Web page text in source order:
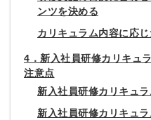
ンツを決める
カリキュラム内容に応
4．新入社員研修カリキュ
注意点
新入社員研修カリキュ
新入社員研修カリキュ